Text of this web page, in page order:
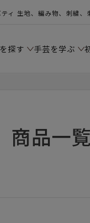
ィ 生地、編み物、刺繍、
探す 手芸を学ぶ
商品一覧